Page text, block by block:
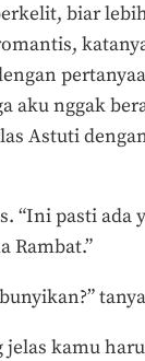
biar
aku nggak
Astuti
“Ini pasti ada
Rambat.”
kamu